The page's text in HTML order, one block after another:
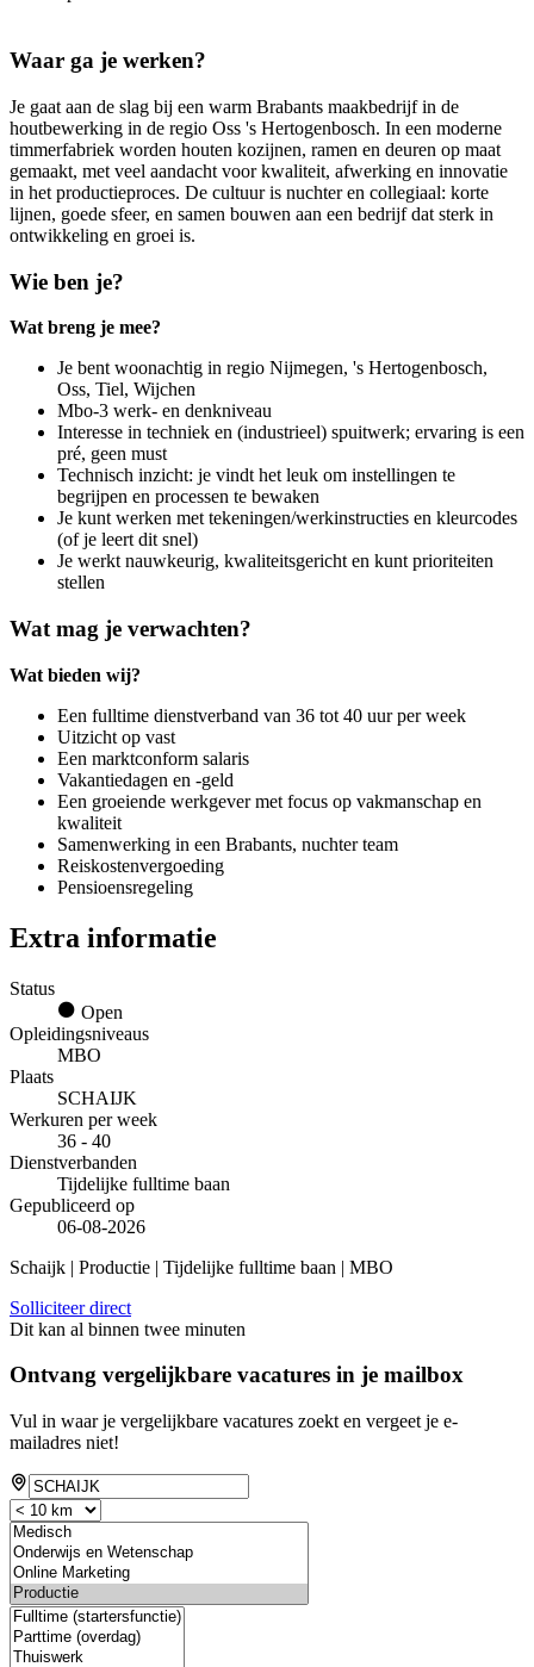
Waar ga je werken?
Je gaat aan de slag bij een warm Brabants maakbedrijf in de
houtbewerking in de regio Oss 's Hertogenbosch. In een moderne
timmerfabriek worden houten kozijnen, ramen en deuren op maat
gemaakt, met veel aandacht voor kwaliteit, afwerking en innovatie
in het productieproces. De cultuur is nuchter en collegiaal: korte
lijnen, goede sfeer, en samen bouwen aan een bedrijf dat sterk in
ontwikkeling en groei is.
Wie ben je?
Wat breng je mee?
Je bent woonachtig in regio Nijmegen, 's Hertogenbosch,
Oss, Tiel, Wijchen
Mbo-3 werk- en denkniveau
Interesse in techniek en (industrieel) spuitwerk; ervaring is een
pré, geen must
Technisch inzicht: je vindt het leuk om instellingen te
begrijpen en processen te bewaken
Je kunt werken met tekeningen/werkinstructies en kleurcodes
(of je leert dit snel)
Je werkt nauwkeurig, kwaliteitsgericht en kunt prioriteiten
stellen
Wat mag je verwachten?
Wat bieden wij?
Een fulltime dienstverband van 36 tot 40 uur per week
Uitzicht op vast
Een marktconform salaris
Vakantiedagen en -geld
Een groeiende werkgever met focus op vakmanschap en
kwaliteit
Samenwerking in een Brabants, nuchter team
Reiskostenvergoeding
Pensioensregeling
Extra informatie
Status
Open
Opleidingsniveaus
MBO
Plaats
SCHAIJK
Werkuren per week
36 - 40
Dienstverbanden
Tijdelijke fulltime baan
Gepubliceerd op
06-08-2026
Schaijk | Productie | Tijdelijke fulltime baan | MBO
Solliciteer direct
Dit kan al binnen twee minuten
Ontvang vergelijkbare vacatures in je mailbox
Vul in waar je vergelijkbare vacatures zoekt en vergeet je e-
mailadres niet!